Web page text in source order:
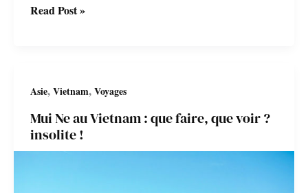
Voyager
un
petit
budget
Read Post »
Asie,Vietnam,Voyages
Mui Ne au Vietnam : que faire, que voir ?
insolite !